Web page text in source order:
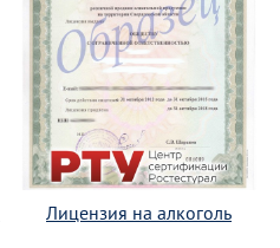
Лицензия на алкоголь